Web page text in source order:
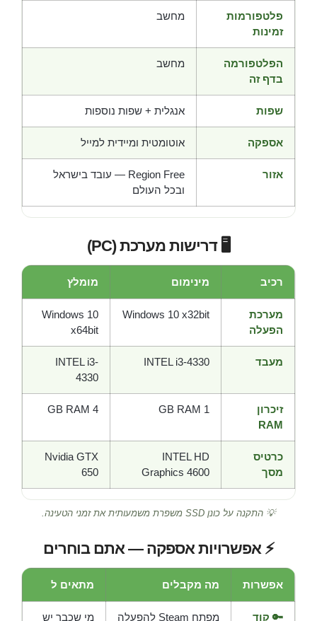
פלטפורמות
זמינות
מחשב
הפלטפורמה
בדף זה
מחשב
שפות אנגלית + שפות נוספות
אספקה אוטומטית ומיידית למייל
אזור
Region Free — עובד בישראל
ובכל העולם
🖥️ דרישות מערכת (PC)
רכיב מינימום מומלץ
מערכת
הפעלה
Windows 10 x32bit
Windows 10
x64bit
מעבד INTEL i3-4330
INTEL i3-
4330
זיכרון
RAM
1 GB RAM
4 GB RAM
כרטיס
מסך
INTEL HD
Graphics 4600
Nvidia GTX
650
💡 התקנה על כונן SSD משפרת משמעותית את זמני הטעינה.
⚡ אפשרויות אספקה — אתם בוחרים
אפשרות מה מקבלים מתאים ל
🔑 קוד מפתח Steam להפעלה מי שכבר יש